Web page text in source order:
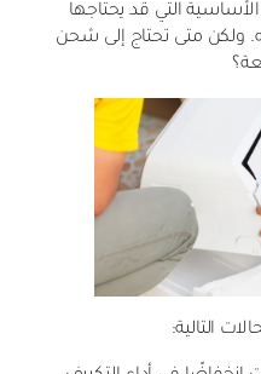
التي قد يحتاجها
ولكن متى تحتاج إلى شحن
التالية: